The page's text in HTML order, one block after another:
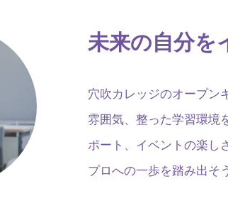
未来の自分を
穴吹カレッジのオープン
雰囲気、整った学習環境
ポート、イベントの楽し
プロへの一歩を踏み出そ